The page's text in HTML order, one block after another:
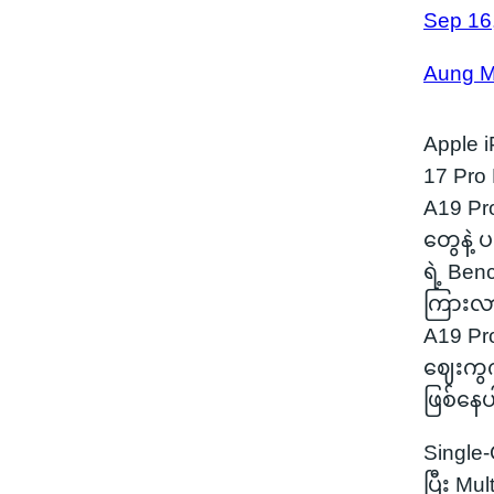
Sep
Aung
Apple
17
A19
တွေနဲ့ ပ
ရဲ့
ကြား
A19
ဈေး
ဖြစ်န
ပြီး